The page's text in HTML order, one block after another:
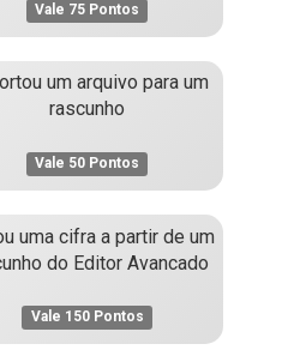
Vale 75 Pontos
um arquivo para um
rascunho
Vale 50 Pontos
uma cifra a partir de um
do Editor Avancado
Vale 150 Pontos